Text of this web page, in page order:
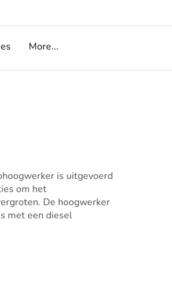
More...
is uitgevoerd
om het
De hoogwerker
met een diesel